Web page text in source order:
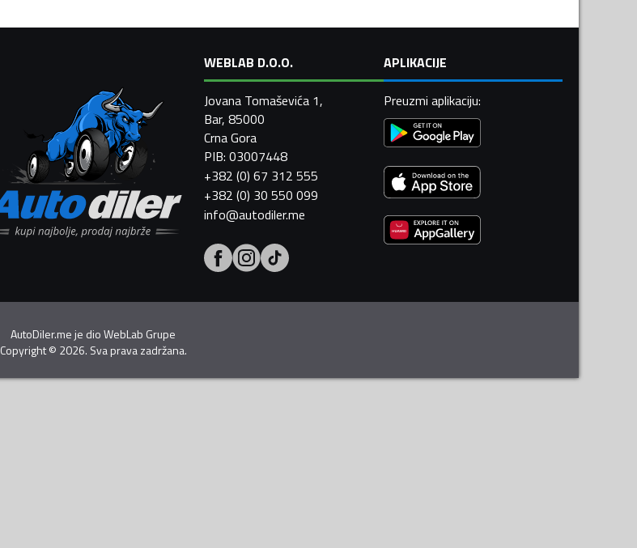
WEBLAB D.O.O.
Jovana Tomaševića 1,
Bar, 85000
Crna Gora
PIB: 03007448
+382 (0) 67 312 555
+382 (0) 30 550 099
info@autodiler.me
APLIKACIJE
Preuzmi aplikaciju:
AutoDiler.me je dioWebLab Grupe
Copyright© 2026. Sva prava zadržana.